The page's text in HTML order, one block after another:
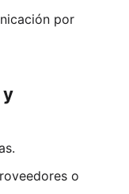
por
o